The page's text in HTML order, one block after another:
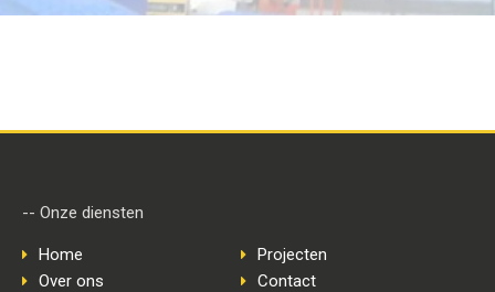
-- Onze diensten
Home
Over ons
Projecten
Contact